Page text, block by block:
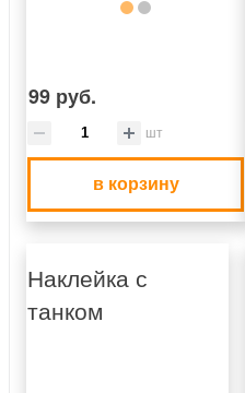
99 руб.
шт
в корзину
Наклейка с
танком